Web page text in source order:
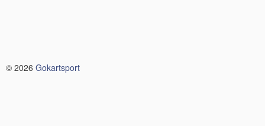
© 2026 Gokartsport